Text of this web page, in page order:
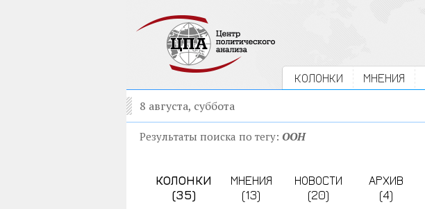
КОЛОНКИ МНЕНИЯ
8 августа, суббота
Результаты поиска по тегу: ООН
КОЛОНКИ
(35)
МНЕНИЯ
(13)
НОВОСТИ
(20)
АРХИВ
(4)